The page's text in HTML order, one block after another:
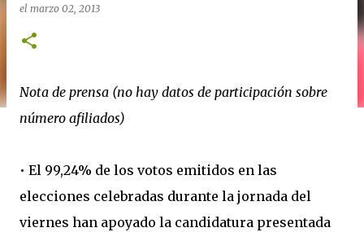
el marzo 02, 2013
Nota de prensa (no hay datos de participación sobre
número afiliados)
• El 99,24% de los votos emitidos en las
elecciones celebradas durante la jornada del
viernes han apoyado la candidatura presentada